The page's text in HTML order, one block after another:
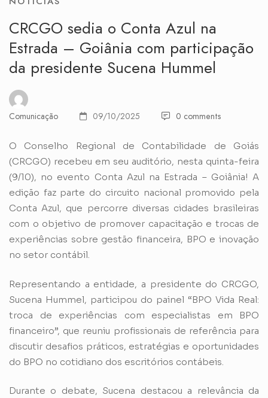
CRCGO sedia o Conta Azul na
Estrada – Goiânia com participação
da presidente Sucena Hummel
Comunicação 09/10/2025 0 comments
O Conselho Regional de Contabilidade de Goiás
(CRCGO) recebeu em seu auditório, nesta quinta-feira
(9/10), no evento Conta Azul na Estrada – Goiânia! A
edição faz parte do circuito nacional promovido pela
Conta Azul, que percorre diversas cidades brasileiras
com o objetivo de promover capacitação e trocas de
experiências sobre gestão financeira, BPO e inovação
no setor contábil.
Representando a entidade, a presidente do CRCGO,
Sucena Hummel, participou do painel “BPO Vida Real:
troca de experiências com especialistas em BPO
financeiro”, que reuniu profissionais de referência para
discutir desafios práticos, estratégias e oportunidades
do BPO no cotidiano dos escritórios contábeis.
Durante o debate, Sucena destacou a relevância da